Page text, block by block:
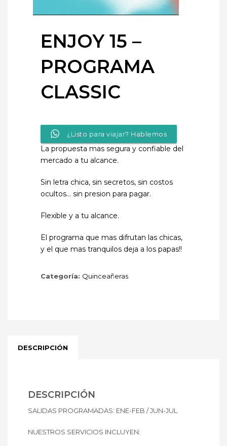
ENJOY 15 –
PROGRAMA
CLASSIC
¿Listo para viajar? Hablemos
La propuesta mas segura y confiable del
mercado a tu alcance.
Sin letra chica, sin secretos, sin costos
ocultos… sin presion para pagar.
Flexible y a tu alcance.
El programa que mas difrutan las chicas,
y el que mas tranquilos deja a los papas!!
Categoría: Quinceañeras
DESCRIPCIÓN
DESCRIPCIÓN
SALIDAS PROGRAMADAS: ENE-FEB / JUN-JUL
NUESTROS SERVICIOS INCLUYEN: